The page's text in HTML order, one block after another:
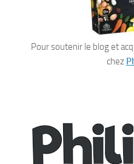
Pour soutenir le blog et
chez